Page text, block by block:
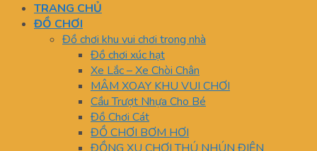
TRANG CHỦ
ĐỒ CHƠI
Đồ chơi khu vui chơi trong nhà
Đồ chơi xúc hạt
Xe Lắc – Xe Chòi Chân
MÂM XOAY KHU VUI CHƠI
Cầu Trượt Nhựa Cho Bé
Đồ Chơi Cát
ĐỒ CHƠI BƠM HƠI